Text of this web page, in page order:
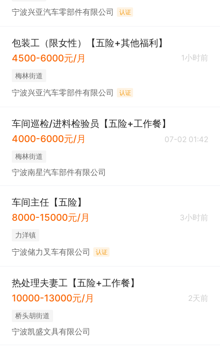
宁波兴亚汽车零部件有限公司 认证
包装工（限女性）【五险+其他福利】
4500-6000元/月
1小时前
梅林街道
宁波兴亚汽车零部件有限公司 认证
车间巡检/进料检验员【五险+工作餐】
4000-6000元/月
07-02 01:42
梅林街道
宁波南星汽车部件有限公司
车间主任【五险】
8000-15000元/月
3小时前
力洋镇
宁波储力叉车有限公司 认证
热处理夫妻工【五险+工作餐】
10000-13000元/月
2天前
桥头胡街道
宁波凯盛文具有限公司